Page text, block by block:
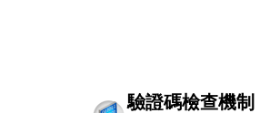
驗證碼檢查機制